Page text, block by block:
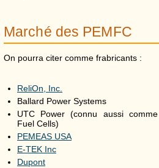
Marché des PEMFC
On pourra citer comme frabricants :
ReliOn, Inc.
Ballard Power Systems
UTC Power (connu aussi
Fuel Cells)
PEMEAS USA
E-TEK Inc
Dupont